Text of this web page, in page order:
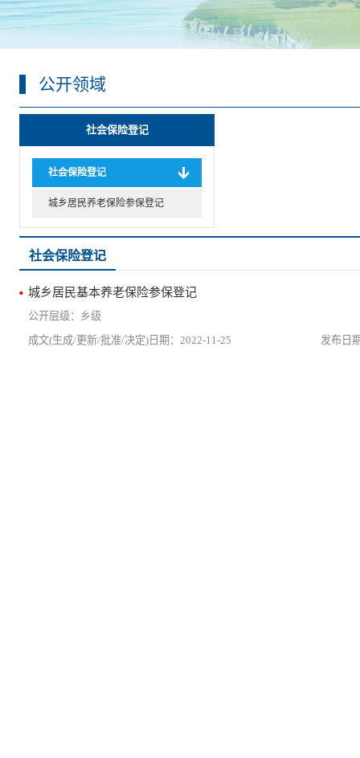
公开领域
社会保险登记
社会保险登记
城乡居民养老保险参保登记
社会保险登记
城乡居民基本养老保险参保登记
乡级
2022-11-25